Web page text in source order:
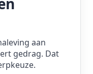
aan
gedrag. Dat